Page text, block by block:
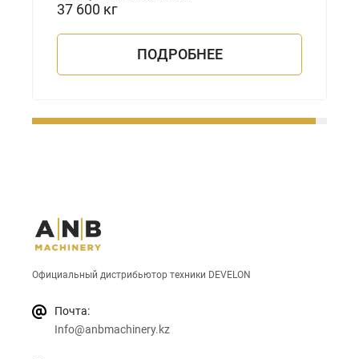
37 600 кг
ПОДРОБНЕЕ
Официальный дистрибьютор техники DEVELON
Почта:
Info@anbmachinery.kz